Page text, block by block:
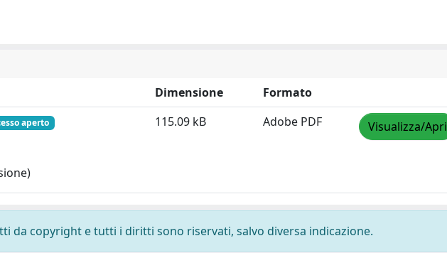
Dimensione
Formato
aperto 115.09 kB Adobe PDF Visualizza/Apri
da copyright e tutti i diritti sono riservati, salvo diversa indicazione.